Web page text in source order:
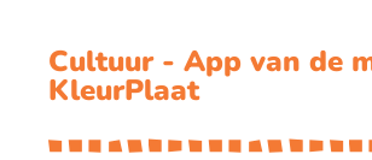
Cultuur - App van de
KleurPlaat